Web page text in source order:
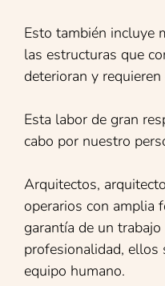
Esto también incluye
las estructuras que
deterioran y
Esta labor de gran
cabo por nuestro
Arquitectos,
operarios con amplia
garantía de un
profesionalidad,
equipo humano.